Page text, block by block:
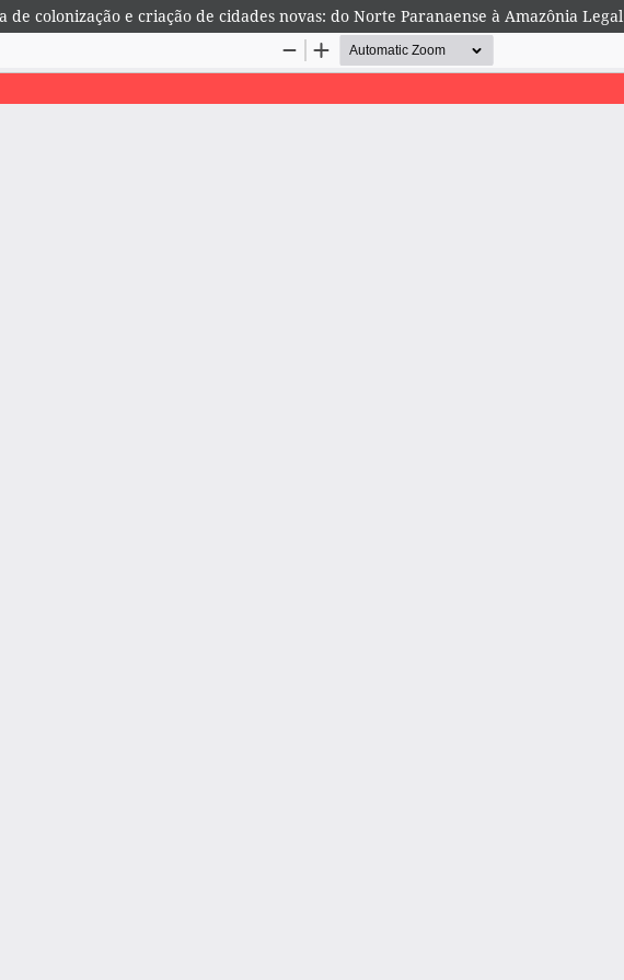
de colonização e criação de cidades novas: do Norte Paranaense à Amazônia Legal